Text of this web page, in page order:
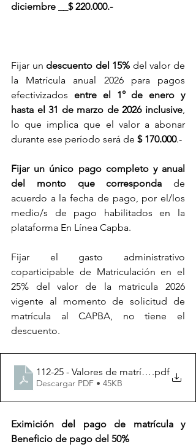
diciembre __$ 220.000.-
Fijar un descuento del 15% del valor de
la Matrícula anual 2026 para pagos
efectivizados entre el 1° de enero y
hasta el 31 de marzo de 2026 inclusive,
lo que implica que el valor a abonar
durante ese período será de $ 170.000.-
Fijar un único pago completo y anual
del monto que corresponda de
acuerdo a la fecha de pago, por el/los
medio/s de pago habilitados en la
plataforma En Línea Capba.
Fijar el gasto administrativo
coparticipable de Matriculación en el
25% del valor de la matricula 2026
vigente al momento de solicitud de
matrícula al CAPBA, no tiene el
descuento.
112-25 - Valores de matrícula 2026
.pdf
Descargar PDF • 45KB
Eximición del pago de matrícula y
Beneficio de pago del 50%